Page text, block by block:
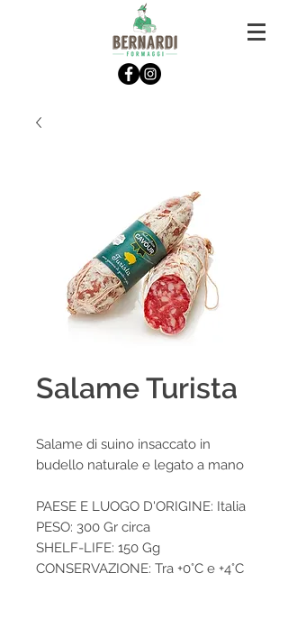
Salame Turista
Salame di suino insaccato in
budello naturale e legato a mano
PAESE E LUOGO D'ORIGINE: Italia
PESO: 300 Gr circa
SHELF-LIFE: 150 Gg
CONSERVAZIONE: Tra +0°C e +4°C